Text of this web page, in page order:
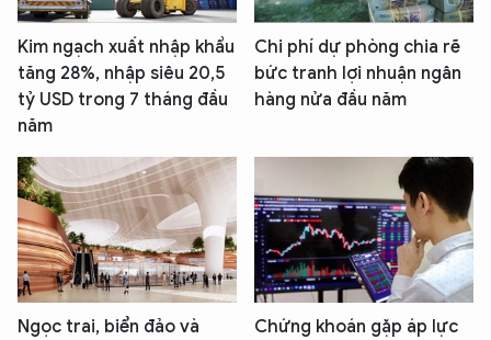
Kim ngạch xuất nhập khẩu
tăng 28%, nhập siêu 20,5
tỷ USD trong 7 tháng đầu
năm
Chi phí dự phòng chia rẽ
bức tranh lợi nhuận ngân
hàng nửa đầu năm
Ngọc trai, biển đảo và
Chứng khoán gặp áp lực